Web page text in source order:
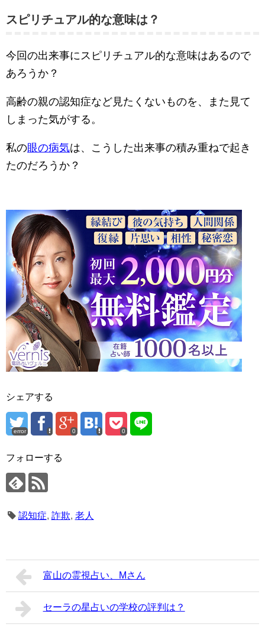
スピリチュアル的な意味は？
今回の出来事にスピリチュアル的な意味はあるので
あろうか？
高齢の親の認知症など見たくないものを、また見て
しまった気がする。
私の眼の病気は、こうした出来事の積み重ねで起き
たのだろうか？
シェアする
error 0 0
フォローする
認知症, 詐欺, 老人
富山の霊視占い、Mさん
セーラの星占いの学校の評判は？